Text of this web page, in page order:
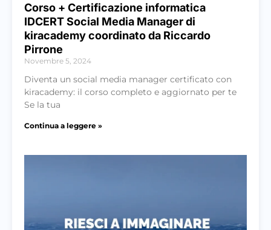
Corso + Certificazione informatica
IDCERT Social Media Manager di
kiracademy coordinato da Riccardo
Pirrone
Novembre 5, 2024
Diventa un social media manager certificato con
kiracademy: il corso completo e aggiornato per te
Se la tua
Continua a leggere »